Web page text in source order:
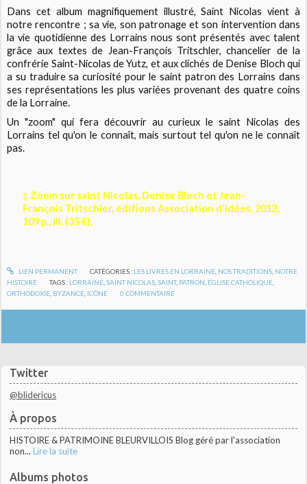
Twitter
@blidericus
À propos
HISTOIRE & PATRIMOINE BLEURVILLOIS Blog géré par l'association
non... Lire la suite
Albums photos
Dans cet album magnifiquement illustré, Saint Nicolas vient à
notre rencontre ; sa vie, son patronage et son intervention dans
la vie quotidienne des Lorrains nous sont présentés avec talent
grâce aux textes de Jean-François Tritschler, chancelier de la
confrérie Saint-Nicolas de Yutz, et aux clichés de Denise Bloch qui
a su traduire sa curiosité pour le saint patron des Lorrains dans
ses représentations les plus variées provenant des quatre coins
de la Lorraine.
Un "zoom" qui fera découvrir au curieux le saint Nicolas des
Lorrains tel qu'on le connaît, mais surtout tel qu'on ne le connaît
pas.
‡ Zoom sur saint Nicolas, Denise Bloch et Jean-
François Tritschler, éditions Association d'idées, 2013,
109 p., ill. (35 €).
LIEN PERMANENT CATÉGORIES : LES LIVRES EN LORRAINE, NOS TRADITIONS, NOTRE
HISTOIRE
TAGS : LORRAINE ,SAINT NICOLAS ,SAINT, PATRON ÉGLISE CATHOLIQUE
ORTHODOXIE BYZANCE ICÔNE 0 COMMENTAIRE